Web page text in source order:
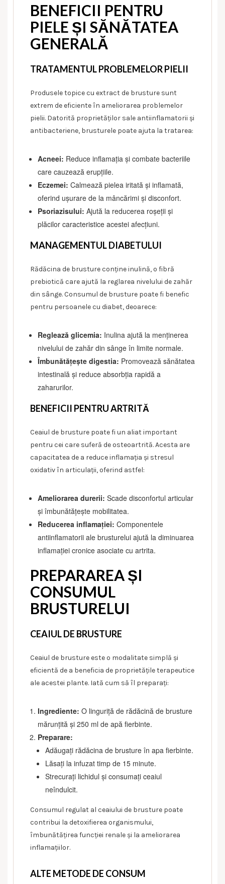
BENEFICII PENTRU
PIELE ȘI SĂNĂTATEA
GENERALĂ
TRATAMENTUL PROBLEMELOR PIELII
Produsele topice cu extract de brusture sunt
extrem de eficiente în ameliorarea problemelor
pielii. Datorită proprietăților sale antiinflamatorii și
antibacteriene, brusturele poate ajuta la tratarea:
Acneei: Reduce inflamația și combate bacteriile
care cauzează erupțiile.
Eczemei: Calmează pielea iritată și inflamată,
oferind ușurare de la mâncărimi și disconfort.
Psoriazisului: Ajută la reducerea roșeții și
plăcilor caracteristice acestei afecțiuni.
MANAGEMENTUL DIABETULUI
Rădăcina de brusture conține inulină, o fibră
prebiotică care ajută la reglarea nivelului de zahăr
din sânge. Consumul de brusture poate fi benefic
pentru persoanele cu diabet, deoarece:
Reglează glicemia: Inulina ajută la menținerea
nivelului de zahăr din sânge în limite normale.
Îmbunătățește digestia: Promovează sănătatea
intestinală și reduce absorbția rapidă a
zaharurilor.
BENEFICII PENTRU ARTRITĂ
Ceaiul de brusture poate fi un aliat important
pentru cei care suferă de osteoartrită. Acesta are
capacitatea de a reduce inflamația și stresul
oxidativ în articulații, oferind astfel:
Ameliorarea durerii: Scade disconfortul articular
și îmbunătățește mobilitatea.
Reducerea inflamației: Componentele
antiinflamatorii ale brusturelui ajută la diminuarea
inflamației cronice asociate cu artrita.
PREPARAREA ȘI
CONSUMUL
BRUSTURELUI
CEAIUL DE BRUSTURE
Ceaiul de brusture este o modalitate simplă și
eficientă de a beneficia de proprietățile terapeutice
ale acestei plante. Iată cum să îl preparați:
Ingrediente: O linguriță de rădăcină de brusture
mărunțită și 250 ml de apă fierbinte.
Preparare:
Adăugați rădăcina de brusture în apa fierbinte.
Lăsați la infuzat timp de 15 minute.
Strecurați lichidul și consumați ceaiul
neîndulcit.
Consumul regulat al ceaiului de brusture poate
contribui la detoxifierea organismului,
îmbunătățirea funcției renale și la ameliorarea
inflamațiilor.
ALTE METODE DE CONSUM